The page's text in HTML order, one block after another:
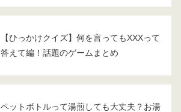
【ひっかけクイズ】何を言ってもXXXって
答えて編！話題のゲームまとめ
ペットボトルって湯煎しても大丈夫？お湯